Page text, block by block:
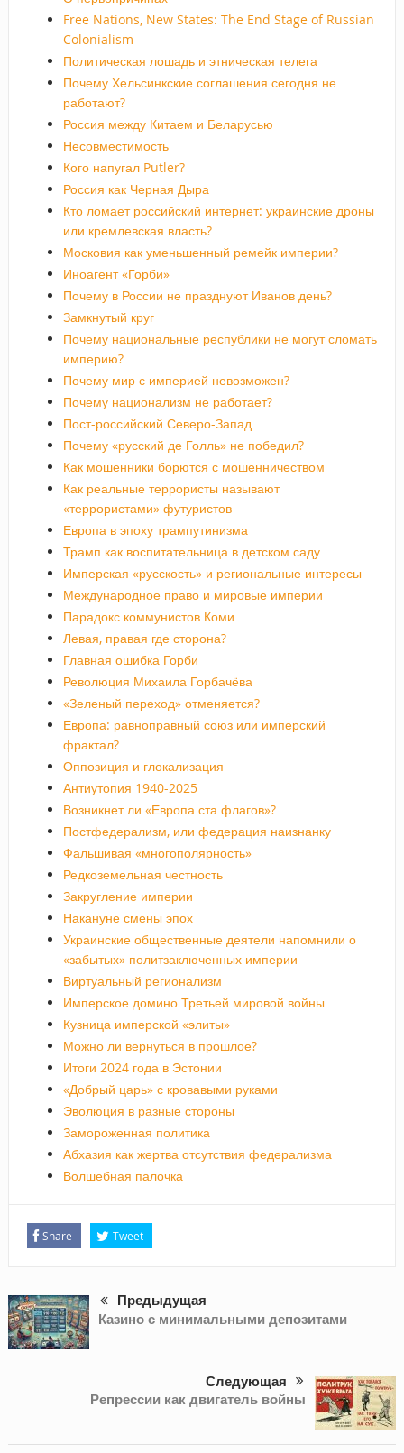
Free Nations, New States: The End Stage of Russian
Colonialism
Политическая лошадь и этническая телега
Почему Хельсинкские соглашения сегодня не
работают?
Россия между Китаем и Беларусью
Несовместимость
Кого напугал Putler?
Россия как Черная Дыра
Кто ломает российский интернет: украинские дроны
или кремлевская власть?
Московия как уменьшенный ремейк империи?
Иноагент «Горби»
Почему в России не празднуют Иванов день?
Замкнутый круг
Почему национальные республики не могут сломать
империю?
Почему мир с империей невозможен?
Почему национализм не работает?
Пост-российский Северо-Запад
Почему «русский де Голль» не победил?
Как мошенники борются с мошенничеством
Как реальные террористы называют
«террористами» футуристов
Европа в эпоху трампутинизма
Трамп как воспитательница в детском саду
Имперская «русскость» и региональные интересы
Международное право и мировые империи
Парадокс коммунистов Коми
Левая, правая где сторона?
Главная ошибка Горби
Революция Михаила Горбачёва
«Зеленый переход» отменяется?
Европа: равноправный союз или имперский
фрактал?
Оппозиция и глокализация
Антиутопия 1940-2025
Возникнет ли «Европа ста флагов»?
Постфедерализм, или федерация наизнанку
Фальшивая «многополярность»
Редкоземельная честность
Закругление империи
Накануне смены эпох
Украинские общественные деятели напомнили о
«забытых» политзаключенных империи
Виртуальный регионализм
Имперское домино Третьей мировой войны
Кузница имперской «элиты»
Можно ли вернуться в прошлое?
Итоги 2024 года в Эстонии
«Добрый царь» с кровавыми руками
Эволюция в разные стороны
Замороженная политика
Абхазия как жертва отсутствия федерализма
Волшебная палочка
Share Tweet
Предыдущая
Казино с минимальными депозитами
Следующая
Репрессии как двигатель войны